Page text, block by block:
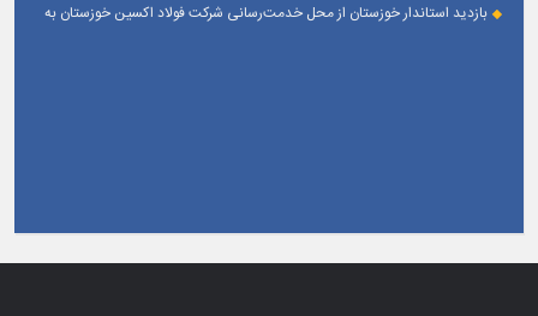
بازدید استاندار خوزستان از محل خدمت‌رسانی شرکت فولاد اکسین خوزستان به